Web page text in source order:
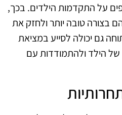
על התקדמות הילדים. בכך,
בצורה טובה יותר ולחזק את
גם יכולה לסייע במציאת
של הילד ולהתמודדות עם